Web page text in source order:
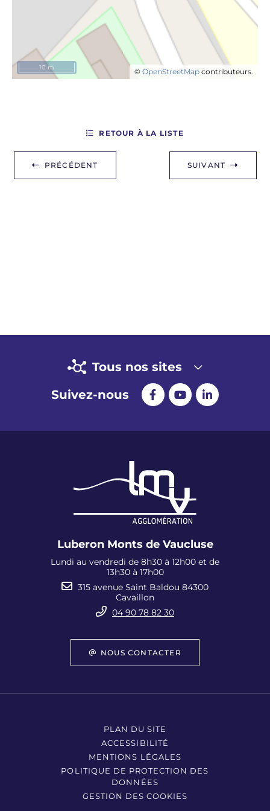
© OpenStreetMap contributeurs.
10 m
PRÉCÉDENT
RETOUR À LA LISTE
SUIVANT
Tous nos sites
Suivez-nous
Luberon Monts de Vaucluse
Lundi au vendredi de 8h30 à 12h00 et de
13h30 à 17h00
315 avenue Saint Baldou 84300
Cavaillon
04 90 78 82 30
NOUS CONTACTER
PLAN DU SITE
ACCESSIBILITÉ
MENTIONS LÉGALES
POLITIQUE DE PROTECTION DES
DONNÉES
GESTION DES COOKIES